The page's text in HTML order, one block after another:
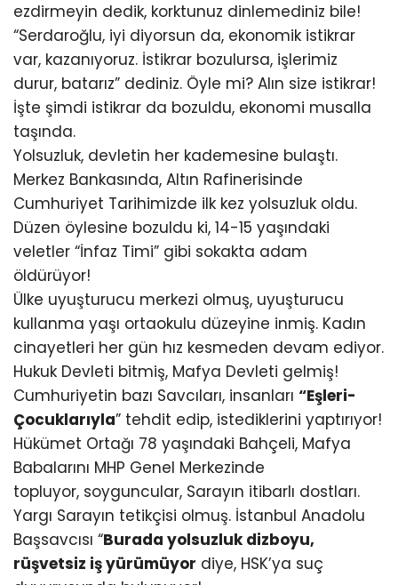
ezdirmeyin dedik, korktunuz dinlemediniz bile!
“Serdaroğlu, iyi diyorsun da, ekonomik istikrar
var, kazanıyoruz. İstikrar bozulursa, işlerimiz
durur, batarız” dediniz. Öyle mi? Alın size istikrar!
İşte şimdi istikrar da bozuldu, ekonomi musalla
taşında.
Yolsuzluk, devletin her kademesine bulaştı.
Merkez Bankasında, Altın Rafinerisinde
Cumhuriyet Tarihimizde ilk kez yolsuzluk oldu.
Düzen öylesine bozuldu ki, 14-15 yaşındaki
veletler “İnfaz Timi” gibi sokakta adam
öldürüyor!
Ülke uyuşturucu merkezi olmuş, uyuşturucu
kullanma yaşı ortaokulu düzeyine inmiş. Kadın
cinayetleri her gün hız kesmeden devam ediyor.
Hukuk Devleti bitmiş, Mafya Devleti gelmiş!
Cumhuriyetin bazı Savcıları, insanları “Eşleri-
Çocuklarıyla” tehdit edip, istediklerini yaptırıyor!
Hükümet Ortağı 78 yaşındaki Bahçeli, Mafya
Babalarını MHP Genel Merkezinde
topluyor, soyguncular, Sarayın itibarlı dostları.
Yargı Sarayın tetikçisi olmuş. İstanbul Anadolu
Başsavcısı “Burada yolsuzluk dizboyu,
rüşvetsiz iş yürümüyor diye, HSK’ya suç